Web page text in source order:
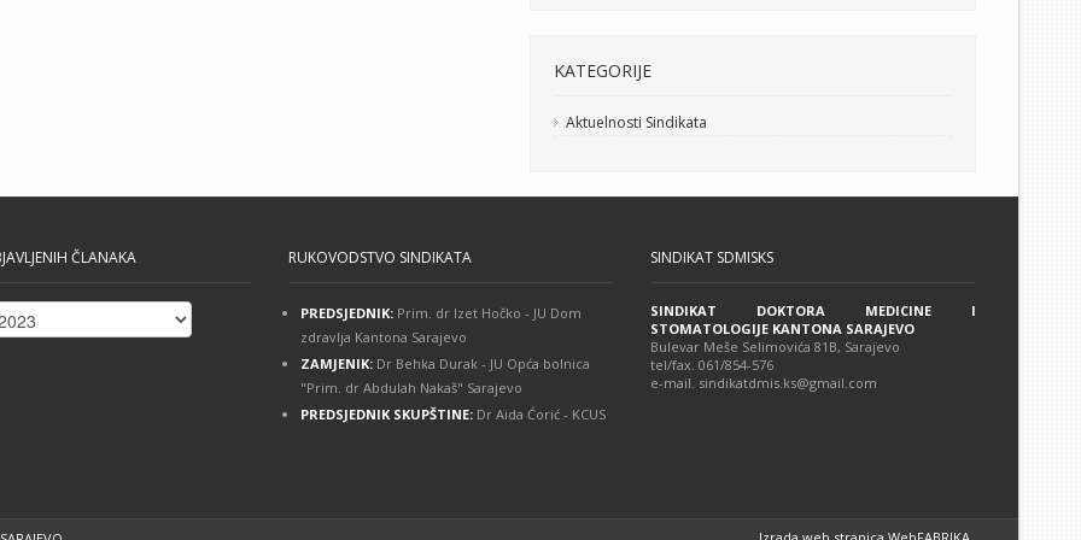
KATEGORIJE
Aktuelnosti Sindikata
ČLANAKA RUKOVODSTVO SINDIKATA
PREDSJEDNIK: Prim. dr Izet Hočko - JU Dom
zdravlja Kantona Sarajevo
ZAMJENIK: Dr Behka Durak - JU Opća bolnica
"Prim. dr Abdulah Nakaš" Sarajevo
PREDSJEDNIK SKUPŠTINE: Dr Aida Ćorić - KCUS
SINDIKAT SDMISKS
SINDIKAT DOKTORA MEDICINE I
STOMATOLOGIJE KANTONA SARAJEVO
Bulevar Meše Selimovića 81B, Sarajevo
tel/fax. 061/854-576
e-mail. sindikatdmis.ks@gmail.com